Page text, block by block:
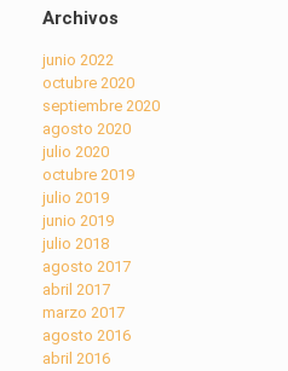
Archivos
junio 2022
octubre 2020
septiembre 2020
agosto 2020
julio 2020
octubre 2019
julio 2019
junio 2019
julio 2018
agosto 2017
abril 2017
marzo 2017
agosto 2016
abril 2016